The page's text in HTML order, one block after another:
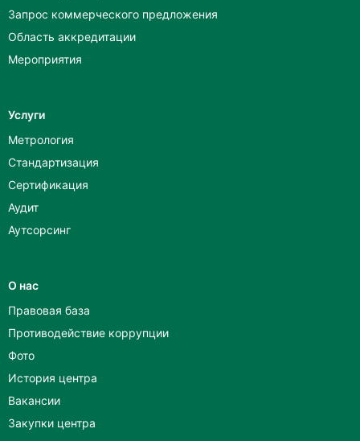
Запрос коммерческого предложения
Область аккредитации
Мероприятия
Услуги
Метрология
Стандартизация
Сертификация
Аудит
Аутсорсинг
О нас
Правовая база
Противодействие коррупции
Фото
История центра
Вакансии
Закупки центра